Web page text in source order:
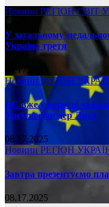
Новини РЕГІОНСВІТ
У загальному
Україна третя
08.17.2025
НовиниРЕГІОН
ЄС вже у вересні
Урсула фон дер Ляєн
08.17.2025
Новини РЕГІОН
Завтра презентуємо
08.17.2025